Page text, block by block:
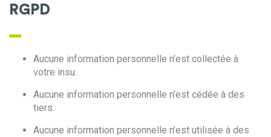
RGPD
Aucune information personnelle n’est collectée à
votre insu.
Aucune information personnelle n’est cédée à des
tiers.
Aucune information personnelle n’est utilisée à des